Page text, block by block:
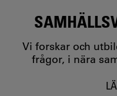
Vi forskar och
frågor, i nära